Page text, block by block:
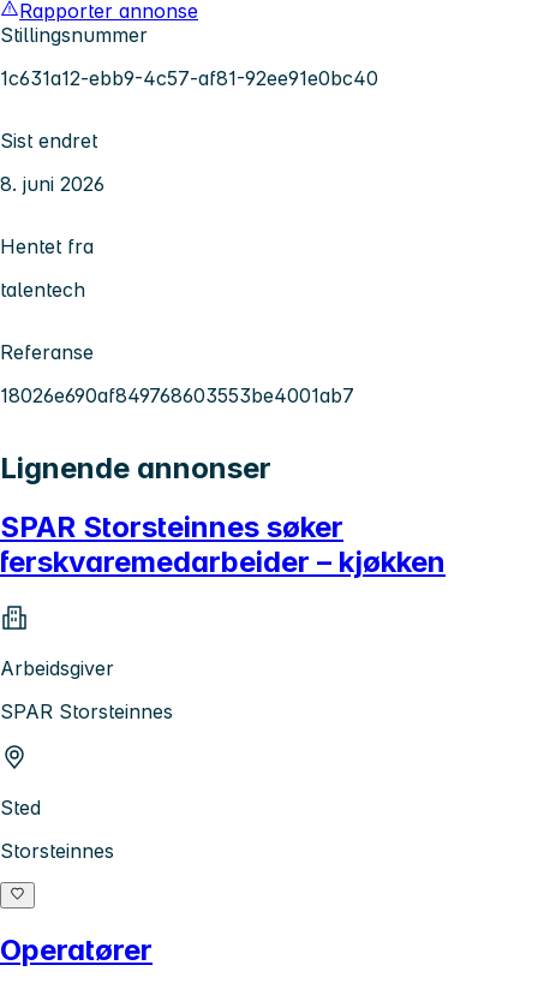
Rapporter annonse
Stillingsnummer
1c631a12-ebb9-4c57-af81-92ee91e0bc40
Sist endret
8. juni 2026
Hentet fra
talentech
Referanse
18026e690af849768603553be4001ab7
Lignende annonser
SPAR Storsteinnes søker
ferskvaremedarbeider – kjøkken
Arbeidsgiver
SPAR Storsteinnes
Sted
Storsteinnes
Operatører